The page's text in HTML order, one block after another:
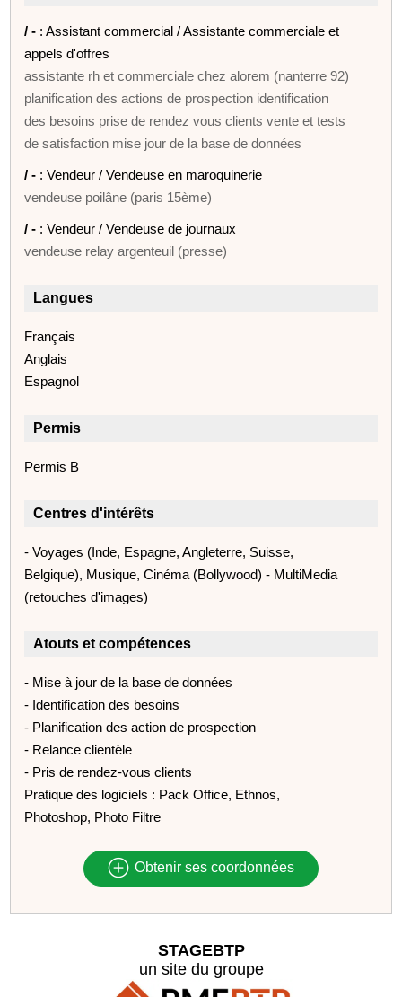
/ - : Assistant commercial / Assistante commerciale et
appels d'offres
assistante rh et commerciale chez alorem (nanterre 92)
planification des actions de prospection identification
des besoins prise de rendez vous clients vente et tests
de satisfaction mise jour de la base de données
/ - : Vendeur / Vendeuse en maroquinerie
vendeuse poilâne (paris 15ème)
/ - : Vendeur / Vendeuse de journaux
vendeuse relay argenteuil (presse)
Langues
Français
Anglais
Espagnol
Permis
Permis B
Centres d'intérêts
- Voyages (Inde, Espagne, Angleterre, Suisse,
Belgique), Musique, Cinéma (Bollywood) - MultiMedia
(retouches d'images)
Atouts et compétences
- Mise à jour de la base de données
- Identification des besoins
- Planification des action de prospection
- Relance clientèle
- Pris de rendez-vous clients
Pratique des logiciels : Pack Office, Ethnos,
Photoshop, Photo Filtre
Obtenir ses coordonnées
STAGEBTP
un site du groupe